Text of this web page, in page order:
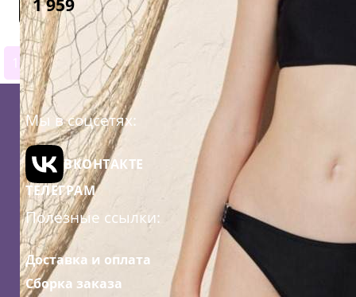
1 959
1 2 3 4 5
Мы в соцсетях:
ВКОНТАКТЕ
ТЕЛЕГРАМ
Полезные ссылки:
Доставка и оплата
Сборка заказа